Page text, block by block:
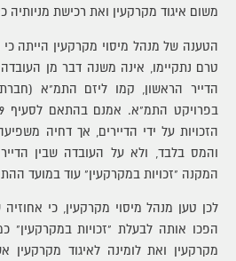
משום איגוד מקרקעין ואת רכישת מניותיה
הטענה של מנהל מיסוי מקרקעין הייתה
טרם נתקיימו, אינה משנה דבר מן
הדייר הראשון, קמו ליזם התמ"א (חברת
הזכויות על ידי הדיירים, אך דחיה
והמס בלבד, ולא על העובדה שבין
המקנה "זכויות במקרקעין" עוד במועד
לכן טען מנהל מיסוי מקרקעין, כי
הפכו אותה לבעלת "זכויות במקרקעין"
מקרקעין ואת לומינה לאיגוד מקרקעין